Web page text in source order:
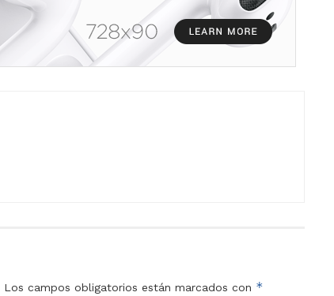
Los campos obligatorios están marcados con *